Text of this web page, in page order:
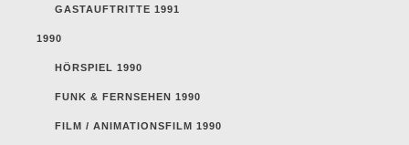
GASTAUFTRITTE 1991
1990
HÖRSPIEL 1990
FUNK & FERNSEHEN 1990
FILM / ANIMATIONSFILM 1990